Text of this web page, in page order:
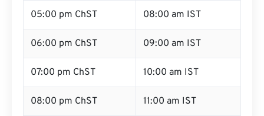
05:00 pm ChST 08:00 am IST
06:00 pm ChST 09:00 am IST
07:00 pm ChST 10:00 am IST
08:00 pm ChST 11:00 am IST